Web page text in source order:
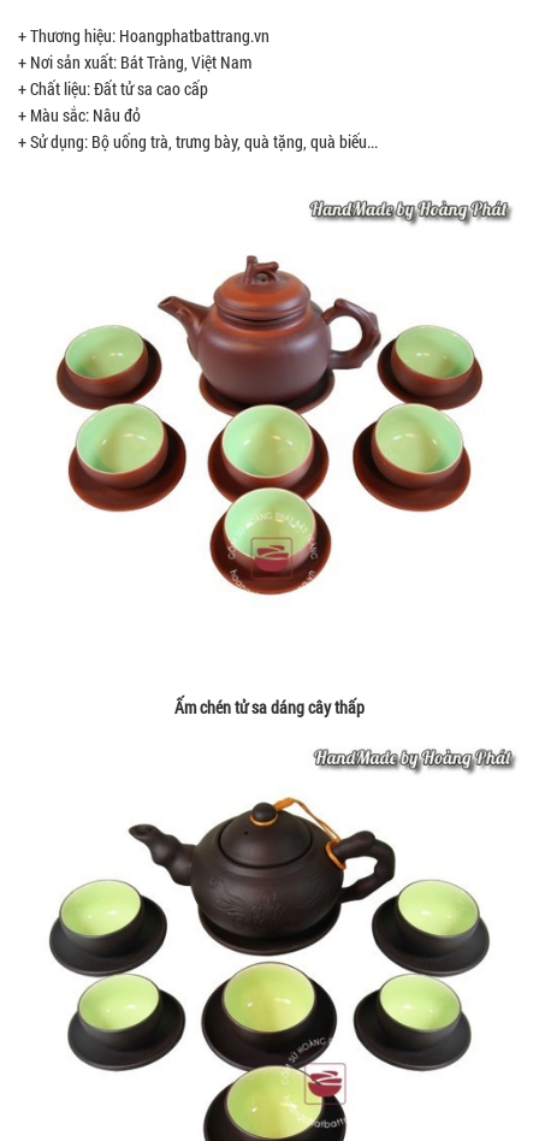
+ Thương hiệu: Hoangphatbattrang.vn
+ Nơi sản xuất: Bát Tràng, Việt Nam
+ Chất liệu: Đất tử sa cao cấp
+ Màu sắc: Nâu đỏ
+ Sử dụng: Bộ uống trà, trưng bày, quà tặng, quà biếu...
Ấm chén tử sa dáng cây thấp